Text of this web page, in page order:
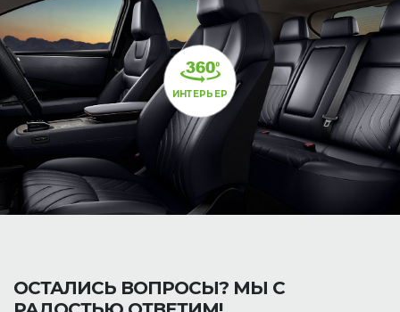
ИНТЕРЬЕР
ОСТАЛИСЬ ВОПРОСЫ? МЫ С